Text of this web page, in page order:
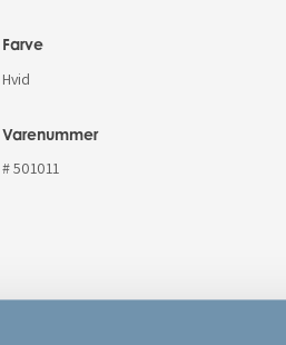
Farve
Hvid
Varenummer
# 501011